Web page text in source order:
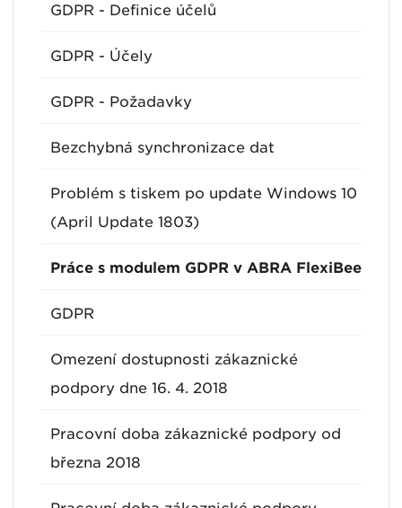
GDPR - Definice účelů
GDPR - Účely
GDPR - Požadavky
Bezchybná synchronizace dat
Problém s tiskem po update Windows 10
(April Update 1803)
Práce s modulem GDPR v ABRA FlexiBee
GDPR
Omezení dostupnosti zákaznické
podpory dne 16. 4. 2018
Pracovní doba zákaznické podpory od
března 2018